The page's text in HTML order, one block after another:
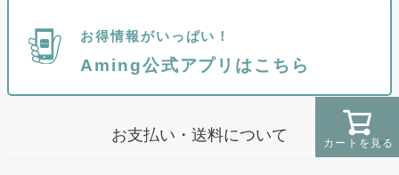
カートを見る
お得情報がいっぱい！
Aming公式アプリはこちら
お支払い・送料について